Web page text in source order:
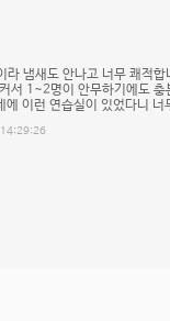
라 냄새도 안나고 너무 쾌적
서 1~2명이 안무하기에도
이런 연습실이 있었다니 너